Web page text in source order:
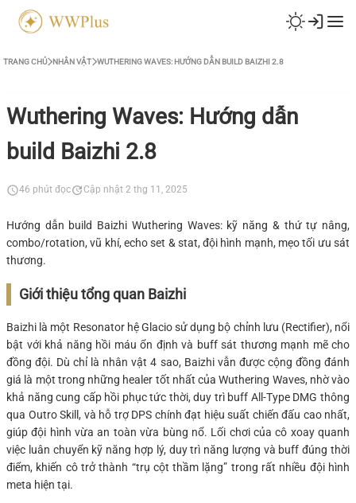
TRANG CHỦ NHÂN VẬT WUTHERING WAVES: HƯỚNG DẪN BUILD BAIZHI 2.8
Wuthering Waves: Hướng dẫn
build Baizhi 2.8
46 phút đọc Cập nhật 2 thg 11, 2025
Hướng dẫn build Baizhi Wuthering Waves: kỹ năng & thứ tự nâng,
combo/rotation, vũ khí, echo set & stat, đội hình mạnh, mẹo tối ưu sát
thương.
Giới thiệu tổng quan Baizhi
Baizhi là một Resonator hệ Glacio sử dụng bộ chỉnh lưu (Rectifier), nổi
bật với khả năng hồi máu ổn định và buff sát thương mạnh mẽ cho
đồng đội. Dù chỉ là nhân vật 4 sao, Baizhi vẫn được cộng đồng đánh
giá là một trong những healer tốt nhất của Wuthering Waves, nhờ vào
khả năng cung cấp hồi phục tức thời, duy trì buff All-Type DMG thông
qua Outro Skill, và hỗ trợ DPS chính đạt hiệu suất chiến đấu cao nhất,
giúp đội hình vừa an toàn vừa bùng nổ. Lối chơi của cô xoay quanh
việc luân chuyển kỹ năng hợp lý, duy trì năng lượng và buff đúng thời
điểm, khiến cô trở thành “trụ cột thầm lặng” trong rất nhiều đội hình
meta hiện tại.